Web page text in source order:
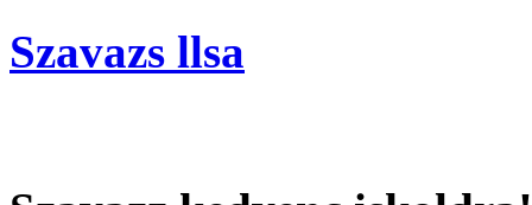
Szavazs llsa